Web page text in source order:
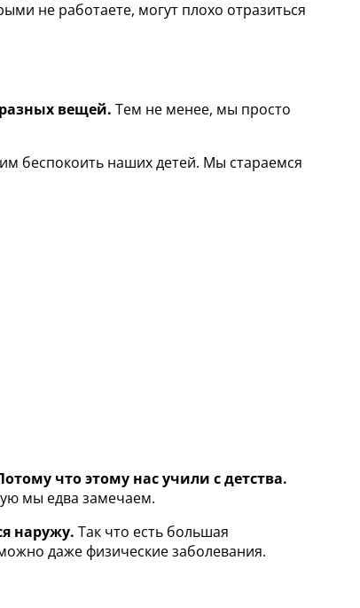
не работаете, могут плохо отразиться
вещей. Тем не менее, мы просто
беспокоить наших детей. Мы стараемся
что этому нас учили с детства.
мы едва замечаем.
наружу. Так что есть большая
даже физические заболевания.